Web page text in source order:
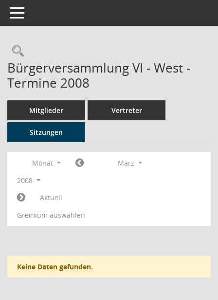
Toggle navigation
Rechercheauswahl
Bürgerversammlung VI - West -
Termine 2008
Mitglieder Vertreter
Sitzungen
Monat
März
2008
Aktuell
Gremium auswählen
Keine Daten gefunden.